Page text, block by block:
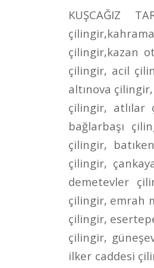
KUŞCAĞIZ TARHANLAR CADDESİ ÇİLİNGİR kahramankazan çilingir,kazan çilingir,kahramankazan anahtarcı,kazan anahtarcı,kahramankazan oto çilingir,kazan oto çilingir,karamankazan oto anahtarcı,kazan oto anahtarcı,7/24 çilingir, acil çilingir, adalı çilingir, aktepe çilingir, akyurt çilingir, altındağ çilingir, altınova çilingir, altınpark çilingir, ankara çilingir, ankara oto çilingir, aşağı eğlence çilingir, atlılar çilingir, ayrancı çilingir, bademlik çilingir, bağcı caddesi çilingir, bağlarbaşı çilingir, bağlıca çilingir, bağlum çilingir, balgat çilingir, basınevleri çilingir, batıkent çilingir, bilkent çilingir, bölük caddesi çilingir, bursa caddesi çilingir, çankaya çilingir, cevizlidere çilingir, çubuk çilingir, çukurambar çilingir, demetevler çilingir, dikmen çilingir, dışkapı çilingir, dutluk çilingir, elvankent çilingir, emrah mahallesi çilingir, ergenekon caddesi çilingir, eryaman çilingir, esat çilingir, esertepe çilingir, etimesgut çilingir, etlik ayvalı çilingir, Etlik Çilingir, gazino çilingir, güneşevler çilingir, hacıbayram çilingir, hacıkadın çilingir, hasköy çilingir, ilker caddesi çilingir, İncirli Çilingir, incirli oto çilingir, iskitler çilingir, ivedik çilingir, kafkaslar çilingir, kanuni çilingir, kardeşler çilingir, kazımkarabekir çilingir, kızılay çilingir, kuyubaşı çilingir, kuzey ankara toki çilingir, lalegül çilingir, nöbetçi çilingir, öntek çilingir, ovacık çilingir, pınarbaşı çilingir, pursaklar çilingir, pursaklar saray çilingir, sanatoryum çilingir, sancaktepe çilingir, şehit süleyman efe çilingir, şentepe çilingir, siteler çilingir, sokullu çilingir, solfasol çilingir, subayevleri çilingir, tandoğan çilingir, tepebaşı çilingir, ufuktepe çilingir, ufuktepe oto anahtarcısı, ufuktepe oto çilingir, ulus çilingir, uyanış çilingir, varlık mahallesi çilingir, yeni ziraat mahallesi çilingir, yenimahalle çilingir, yeşiltepe çilingir, yükseltepe çilingir,